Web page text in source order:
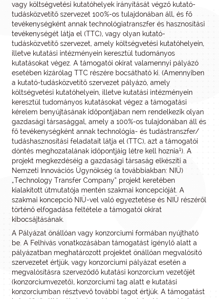
vagy költségvetési kutatóhelyek irányítását végző kutató-
tudásközvetítő szervezet 100%-os tulajdonában áll, és fő
tevékenységként annak technológiatranszfer és hasznosítási
tevékenységét látja el (TTC), vagy olyan kutató-
tudásközvetítő szervezet, amely költségvetési kutatóhelyein,
illetve kutatási intézményein keresztül tudományos
kutatásokat végez. A támogatói okirat valamennyi pályázó
esetében kizárólag TTC részére bocsátható ki. (Amennyiben
a kutató-tudásközvetítő szervezet pályázó, amely
költségvetési kutatóhelyein, illetve kutatási intézményein
keresztül tudományos kutatásokat végez a támogatási
kérelem benyújtásának időpontjában nem rendelkezik olyan
gazdasági társasággal, amely a 100%-os tulajdonában áll és
fő tevékenységként annak technológia- és tudástranszfer/
tudáshasznosítási feladatait látja el (TTC), azt a támogatói
döntés meghozatalának időpontjáig létre kell hoznia1). A
projekt megkezdéséig a gazdasági társaság elkészíti a
Nemzeti Innovációs Ügynökség (a továbbiakban: NIÜ)
„Technology Transfer Company” projekt keretében
kialakított útmutatója mentén szakmai koncepcióját. A
szakmai koncepció NIÜ-vel való egyeztetése és NIÜ részéről
történő elfogadása feltétele a támogatói okirat
kibocsájtásának.
A Pályázat önállóan vagy konzorciumi formában nyújtható
be. A Felhívás vonatkozásában támogatást igénylő alatt a
pályázatban meghatározott projektet önállóan megvalósító
szervezetet értjük, vagy konzorciumi pályázat esetén a
megvalósításra szerveződő kutatási konzorcium vezetőjét
(konzorciumvezető), konzorciumi tag alatt e kutatási
konzorciumban résztvevő további tagot értjük. A támogatást